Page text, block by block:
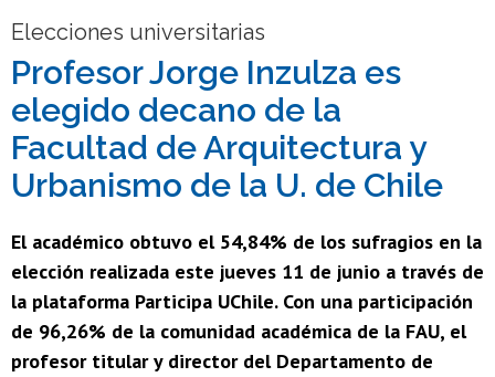
Académicas/os
Funcionarias/os
Egresadas/os
Elecciones universitarias
Profesor Jorge Inzulza es
elegido decano de la
Facultad de Arquitectura y
Urbanismo de la U. de Chile
El académico obtuvo el 54,84% de los sufragios en la
elección realizada este jueves 11 de junio a través de
la plataforma Participa UChile. Con una participación
de 96,26% de la comunidad académica de la FAU, el
profesor titular y director del Departamento de